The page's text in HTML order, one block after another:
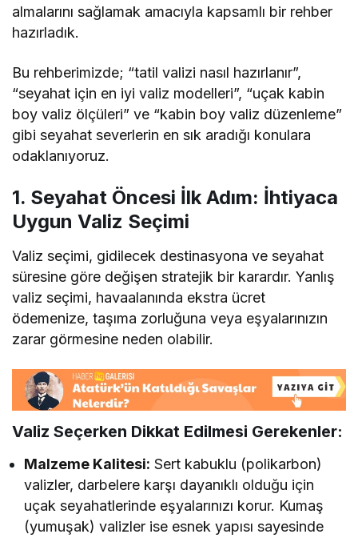
almalarını sağlamak amacıyla kapsamlı bir rehber
hazırladık.
Bu rehberimizde; “tatil valizi nasıl hazırlanır”,
“seyahat için en iyi valiz modelleri”, “uçak kabin
boy valiz ölçüleri” ve “kabin boy valiz düzenleme”
gibi seyahat severlerin en sık aradığı konulara
odaklanıyoruz.
1. Seyahat Öncesi İlk Adım: İhtiyaca
Uygun Valiz Seçimi
Valiz seçimi, gidilecek destinasyona ve seyahat
süresine göre değişen stratejik bir karardır. Yanlış
valiz seçimi, havaalanında ekstra ücret
ödemenize, taşıma zorluğuna veya eşyalarınızın
zarar görmesine neden olabilir.
Valiz Seçerken Dikkat Edilmesi Gerekenler:
Malzeme Kalitesi: Sert kabuklu (polikarbon)
valizler, darbelere karşı dayanıklı olduğu için
uçak seyahatlerinde eşyalarınızı korur. Kumaş
(yumuşak) valizler ise esnek yapısı sayesinde